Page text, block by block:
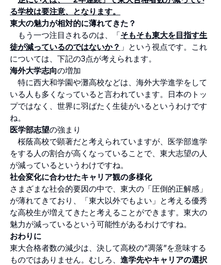
る学校は要注意、となります。
東大の魅力が相対的に薄れてきた？
もう一つ注目されるのは、「そもそも東大を目指す生
徒が減っているのではないか？ 」という視点です。これ
については、下記の3点が考えられます。
海外大学志向の増加
特に西大和学園や灘高校などは、海外大学進学をして
いる人も多くなっていると言われています。日本のトッ
プではなく、世界に羽ばたく生徒がいるというわけです
ね。
医学部志望の強まり
桜蔭高校で顕著だと考えられていますが、医学部進学
をする人の割合が高くなっていることで、東大志望の人
が減っているというわけですね。
社会変化に合わせたキャリア観の多様化
さまざまな社会的要因の中で、東大の「圧倒的正解感」
が薄れてきており、「東大以外でもよい」と考える優秀
な高校生が増えてきたと考えることができます。東大の
魅力が減っているという可能性があるわけですね。
おわりに
東大合格者数の減少は、決して高校の“凋落”を意味する
ものではありません。むしろ、 進学先やキャリアの選択